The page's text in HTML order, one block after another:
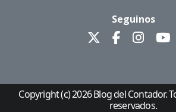
Seguinos
Copyright (c) 2026 Blog del Contador.
reservados.